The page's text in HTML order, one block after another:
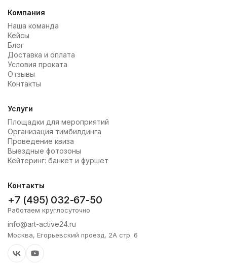
Компания
Наша команда
Кейсы
Блог
Доставка и оплата
Условия проката
Отзывы
Контакты
Услуги
Площадки для мероприятий
Организация тимбилдинга
Проведение квиза
Выездные фотозоны
Кейтеринг: банкет и фуршет
Контакты
+7 (495) 032-67-50
Работаем круглосуточно
info@art-active24.ru
Москва, Егорьевский проезд, 2А стр. 6